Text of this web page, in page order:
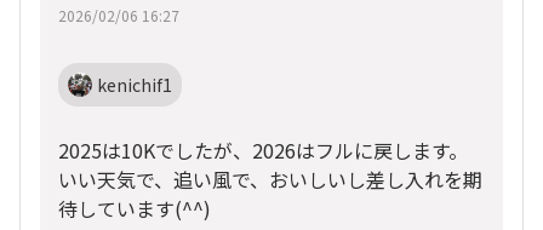
2026/02/06 16:27
kenichif1
2025は10Kでしたが、2026はフルに戻します。
いい天気で、追い風で、おいしいし差し入れを期
待しています(^^)